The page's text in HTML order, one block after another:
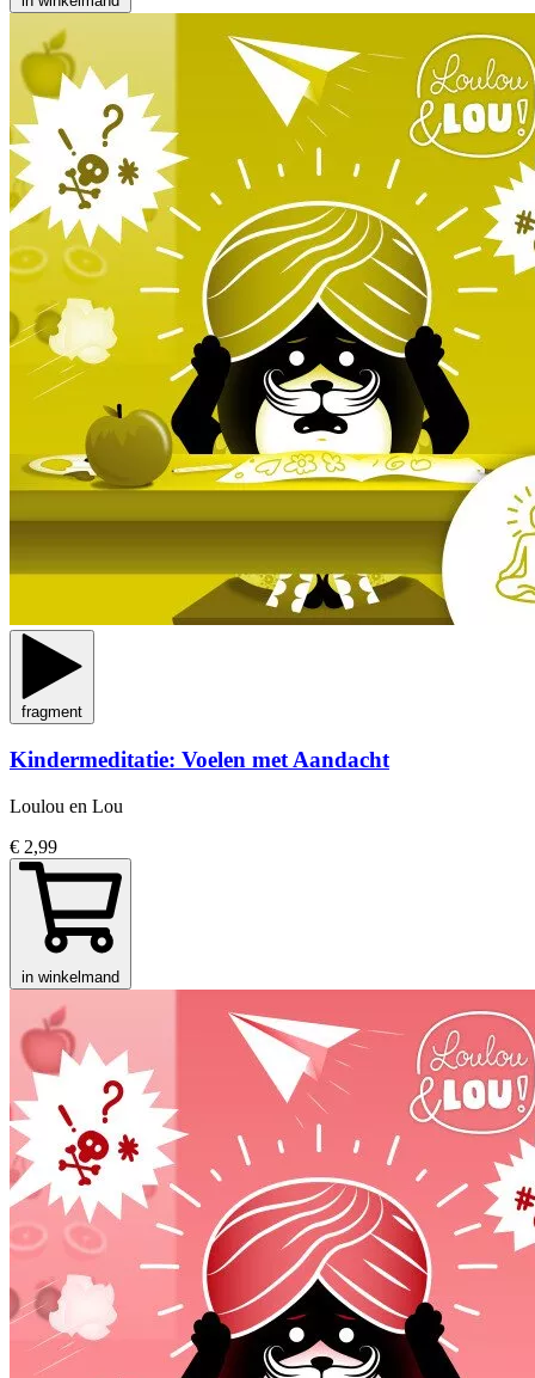
fragment
Kindermeditatie: Voelen met Aandacht
Loulou en Lou
€ 2,99
in winkelmand